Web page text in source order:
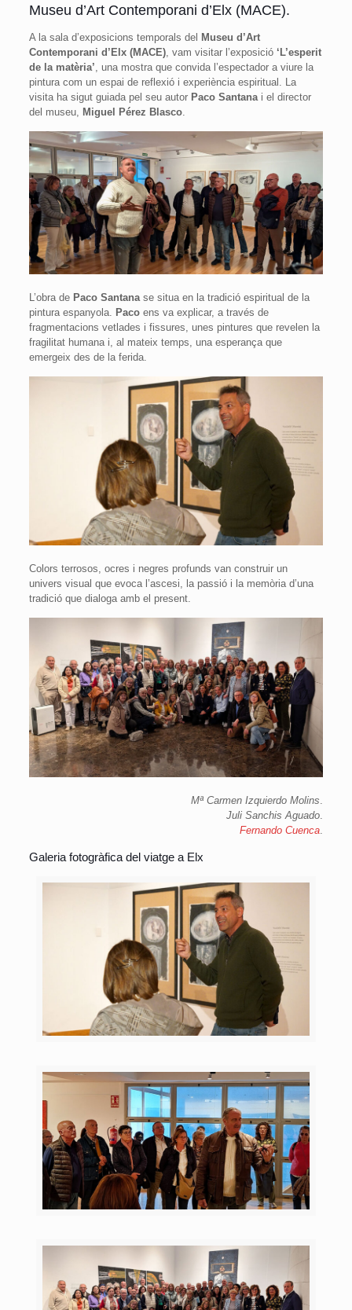
Museu d’Art Contemporani d’Elx (MACE).
A la sala d’exposicions temporals del Museu d’Art
Contemporani d’Elx (MACE), vam visitar l’exposició ‘L’esperit
de la matèria’ , una mostra que convida l’espectador a viure la
pintura com un espai de reflexió i experiència espiritual. La
visita ha sigut guiada pel seu autor Paco Santanai el director
del museu, Miguel Pérez Blasco.
L’obra de Paco Santanase situa en la tradició espiritual de la
pintura espanyola. Pacoens va explicar, a través de
fragmentacions vetlades i fissures, unes pintures que revelen la
fragilitat humana i, al mateix temps, una esperança que
emergeix des de la ferida.
Colors terrosos, ocres i negres profunds van construir un
univers visual que evoca l’ascesi, la passió i la memòria d’una
tradició que dialoga amb el present.
Mª Carmen Izquierdo Molins
Juli Sanchis Aguado
Fernando Cuenca
Galeria fotogràfica del viatge a Elx